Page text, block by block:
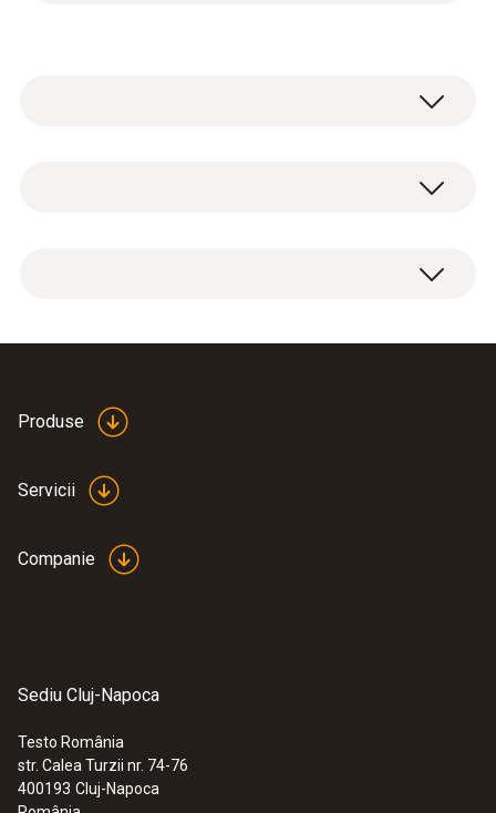
:0563 0002 32
Sondele inteligente Testo – Set
Produse
Servicii
Companie
Sediu Cluj-Napoca
Testo România
str. Calea Turzii nr. 74-76
400193 Cluj-Napoca